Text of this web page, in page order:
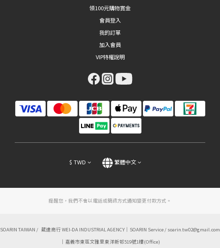
領100元購物賞金
會員登入
我的訂單
加入會員
VIP特權說明
$ TWD 繁體中文
提醒您，我們不會以電話或簡訊方式通知變更付款方式。
SOARIN TAIWAN / 葳達商行 WEI-DA INDUSTRIAL AGENCY｜SOARIN Service / soarin.tw02@gmail.com
｜嘉義市東區文雅里東洋新邨519號1樓(Office)